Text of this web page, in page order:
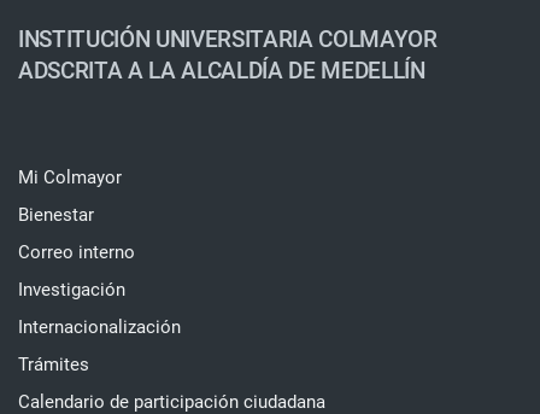
INSTITUCIÓN UNIVERSITARIA COLMAYOR
ADSCRITA A LA ALCALDÍA DE MEDELLÍN
Mi Colmayor
Bienestar
Correo interno
Investigación
Internacionalización
Trámites
Calendario de participación ciudadana